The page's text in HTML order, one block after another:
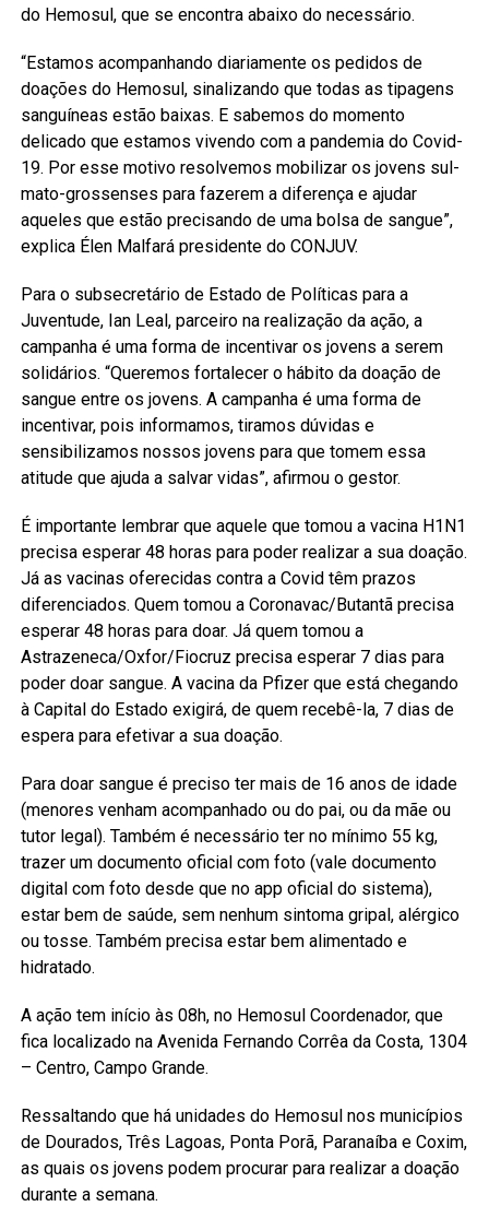
do Hemosul, que se encontra abaixo do necessário.
“Estamos acompanhando diariamente os pedidos de
doações do Hemosul, sinalizando que todas as tipagens
sanguíneas estão baixas. E sabemos do momento
delicado que estamos vivendo com a pandemia do Covid-
19. Por esse motivo resolvemos mobilizar os jovens sul-
mato-grossenses para fazerem a diferença e ajudar
aqueles que estão precisando de uma bolsa de sangue”,
explica Élen Malfará presidente do CONJUV.
Para o subsecretário de Estado de Políticas para a
Juventude, Ian Leal, parceiro na realização da ação, a
campanha é uma forma de incentivar os jovens a serem
solidários. “Queremos fortalecer o hábito da doação de
sangue entre os jovens. A campanha é uma forma de
incentivar, pois informamos, tiramos dúvidas e
sensibilizamos nossos jovens para que tomem essa
atitude que ajuda a salvar vidas”, afirmou o gestor.
É importante lembrar que aquele que tomou a vacina H1N1
precisa esperar 48 horas para poder realizar a sua doação.
Já as vacinas oferecidas contra a Covid têm prazos
diferenciados. Quem tomou a Coronavac/Butantã precisa
esperar 48 horas para doar. Já quem tomou a
Astrazeneca/Oxfor/Fiocruz precisa esperar 7 dias para
poder doar sangue. A vacina da Pfizer que está chegando
à Capital do Estado exigirá, de quem recebê-la, 7 dias de
espera para efetivar a sua doação.
Para doar sangue é preciso ter mais de 16 anos de idade
(menores venham acompanhado ou do pai, ou da mãe ou
tutor legal). Também é necessário ter no mínimo 55 kg,
trazer um documento oficial com foto (vale documento
digital com foto desde que no app oficial do sistema),
estar bem de saúde, sem nenhum sintoma gripal, alérgico
ou tosse. Também precisa estar bem alimentado e
hidratado.
A ação tem início às 08h, no Hemosul Coordenador, que
fica localizado na Avenida Fernando Corrêa da Costa, 1304
– Centro, Campo Grande.
Ressaltando que há unidades do Hemosul nos municípios
de Dourados, Três Lagoas, Ponta Porã, Paranaíba e Coxim,
as quais os jovens podem procurar para realizar a doação
durante a semana.